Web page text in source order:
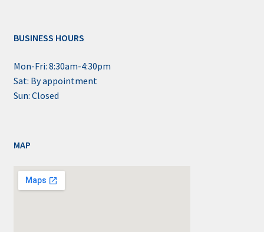
BUSINESS HOURS
Mon-Fri: 8:30am-4:30pm
Sat: By appointment
Sun: Closed
MAP